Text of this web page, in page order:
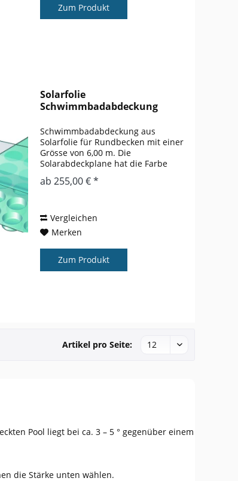
Zum Produkt
Solarfolie
Schwimmbadabdeckung
Schwimmbadabdeckung aus
Solarfolie für Rundbecken mit einer
Grösse von 6,00 m. Die
Solarabdeckplane hat die Farbe
blau. Der Wärmegewinn gegenüber
einem nicht abgedeckten Pool liegt
ab 255,00 € *
Vergleichen
Merken
Zum Produkt
Artikel pro Seite:
Pool liegt bei ca. 3 – 5 ° gegenüber einem
die Stärke unten wählen.